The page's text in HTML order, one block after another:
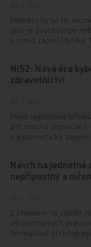
Nemělo by se to,
jako je psychologie
s nimiž zápolí i fyzika.
NIS2: Nová éra
zdravotnictví
Nová legislativa
pro mnoho
o kybernetické
Návrh na jednotné
nepřípustný a
S ohledem na záměr
zdravotnických
formulovat stručné